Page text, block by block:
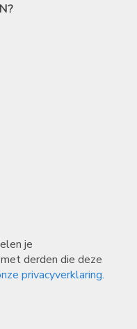
je
derden die deze
privacyverklaring.